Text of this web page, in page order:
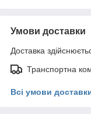
Умови доставки
Доставка
Транспортна
Всі умови